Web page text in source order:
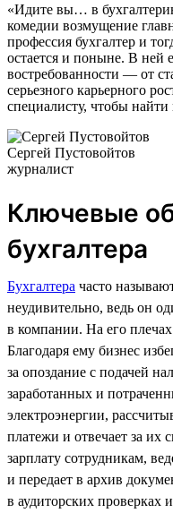
«Идите вы… в
комедии возмущение
профессия бухгалтер и
остается и поныне. В ней
востребованности — от
серьезного карьерного
специалисту, чтобы
Сергей Пустовойтов
журналист
Ключевые
бухгалтера
Бухгалтера часто
неудивительно, ведь он
в компании. На его
Благодаря ему бизнес
за опоздание с подачей
заработанных и
электроэнергии,
платежи и отвечает за их
зарплату сотрудникам,
и передает в архив
в аудиторских